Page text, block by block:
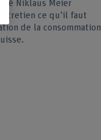
Niklaus Meier
ce qu’il faut
de la consommation